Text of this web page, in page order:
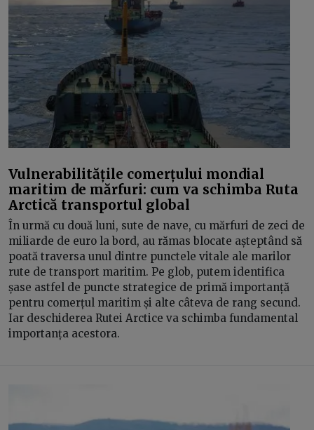
Vulnerabilitățile comerțului mondial
maritim de mărfuri: cum va schimba Ruta
Arctică transportul global
În urmă cu două luni, sute de nave, cu mărfuri de zeci de
miliarde de euro la bord, au rămas blocate așteptând să
poată traversa unul dintre punctele vitale ale marilor
rute de transport maritim. Pe glob, putem identifica
șase astfel de puncte strategice de primă importanță
pentru comerțul maritim și alte câteva de rang secund.
Iar deschiderea Rutei Arctice va schimba fundamental
importanța acestora.